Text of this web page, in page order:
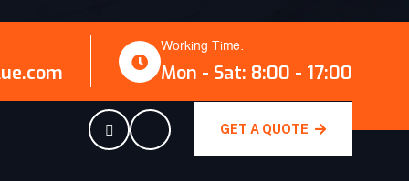
Working Time:
Mon - Sat: 8:00 - 17:00
GET A QUOTE